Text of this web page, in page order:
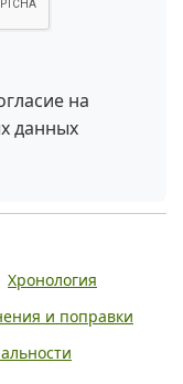
на
данных
Хронология
и поправки